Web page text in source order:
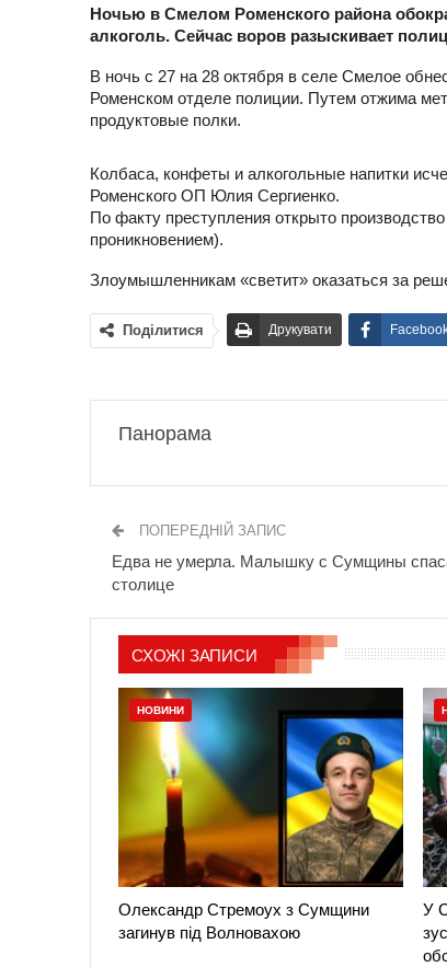
Ночью в Смелом Роменского района
алкоголь. Сейчас воров разыскивает
В ночь с 27 на 28 октября в селе Смелое
Роменском отделе полиции. Путем отжима
продуктовые полки.
Колбаса, конфеты и алкогольные напитки
Роменского ОП Юлия Сергиенко.
По факту преступления открыто
проникновением).
Злоумышленникам «светит» оказаться за
Поділитися Друкувати
Панорама
ПОПЕРЕДНІЙ ЗАПИС
Едва не умерла. Малышку с Сумщины
столице
СХОЖІ ЗАПИСИ
НОВИНИ
Олександр Стремоух з Сумщини
загинув під Волновахою
У